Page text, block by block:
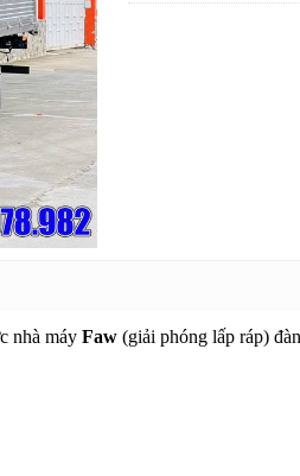
nhà máyFaw (giải phóng lấp ráp)